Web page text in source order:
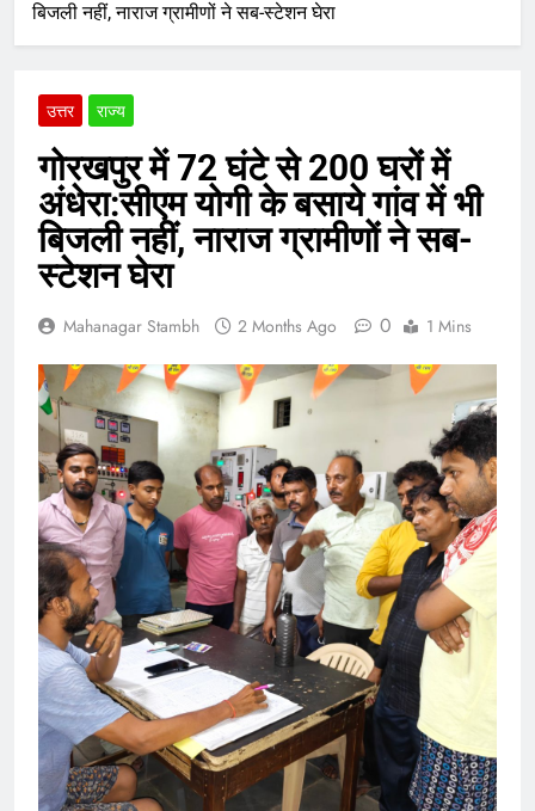
बिजली नहीं, नाराज ग्रामीणों ने सब-स्टेशन घेरा
उत्तर राज्य
गोरखपुर में 72 घंटे से 200 घरों में
अंधेरा:सीएम योगी के बसाये गांव में भी
बिजली नहीं, नाराज ग्रामीणों ने सब-
स्टेशन घेरा
Mahanagar Stambh 2 Months Ago 0 1 Mins